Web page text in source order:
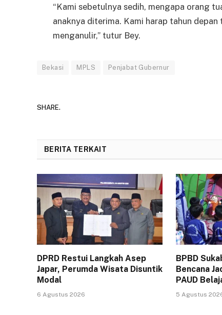
“Kami sebetulnya sedih, mengapa orang
anaknya diterima. Kami harap tahun
menganulir,” tutur Bey.
Bekasi MPLS Penjabat Gubernur
SHARE.
BERITA TERKAIT
DPRD Restui Langkah Asep
Japar, Perumda Wisata Disuntik
Modal
6 Agustus 2026
BPBD
Bencana
PAUD
5 Agustus